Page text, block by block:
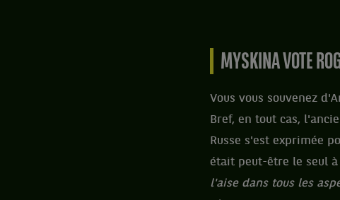
MYSKINA VOTE
Vous vous souvenez
Bref, en tout cas,
Russe s'est exprimée
était peut-être le seul
l'aise dans tous les